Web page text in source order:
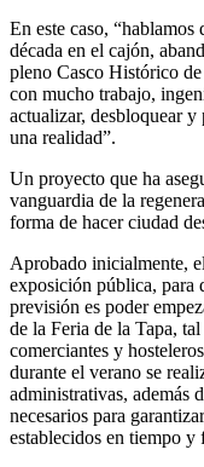
En este caso,
década en el cajón,
pleno Casco Histórico
con mucho trabajo,
actualizar, desbloquear y
una realidad”.
Un proyecto que ha
vanguardia de la
forma de hacer ciudad
Aprobado inicialmente,
exposición pública, para
previsión es poder
de la Feria de la Tapa,
comerciantes y
durante el verano se
administrativas, además
necesarios para
establecidos en tiempo y